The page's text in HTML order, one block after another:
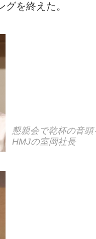
グを終えた。
懇親会で乾杯の音頭
HMJの室岡社長